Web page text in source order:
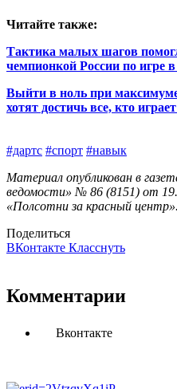
Читайте также:
Тактика малых шагов
чемпионкой России по игре в
Выйти в ноль при максимуме
хотят достичь все, кто
#дартс #спорт #навык
Материал опубликован в
ведомости» № 86 (8151) от
«Полсотни за красный центр».
Поделиться
ВКонтакте Класснуть
Комментарии
Вконтакте